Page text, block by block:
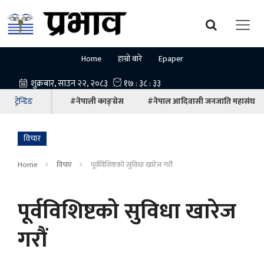
Home हाम्रो बारे Epaper
ट्रेन्डिङ #नेपाली काङ्ग्रेस #नेपाल आदिवासी जनजाति महासंघ
विचार
Home विचार पूर्वविशिष्टको सुविधा खारेज गरौं
पूर्वविशिष्टको सुविधा खारेज
गरौं